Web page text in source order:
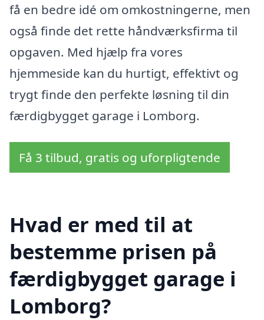
få en bedre idé om omkostningerne, men
også finde det rette håndværksfirma til
opgaven. Med hjælp fra vores
hjemmeside kan du hurtigt, effektivt og
trygt finde den perfekte løsning til din
færdigbygget garage i Lomborg.
Få 3 tilbud, gratis og uforpligtende
Hvad er med til at
bestemme prisen på
færdigbygget garage i
Lomborg?